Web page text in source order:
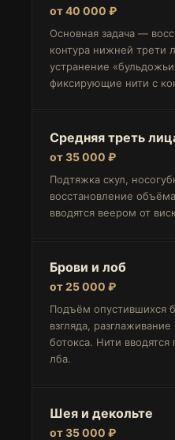
от 40 000 ₽
Основная задача —
контура нижней трети
устранение
фиксирующие нити с
Средняя треть
от 35 000 ₽
Подтяжка скул,
восстановление
вводятся веером от
Брови и лоб
от 25 000 ₽
Подъём опустившихся
взгляда,
ботокса. Нити вводятся
лба.
Шея и декольте
от 35 000 ₽